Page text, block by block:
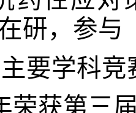
研，参与
要学科
荣获第三